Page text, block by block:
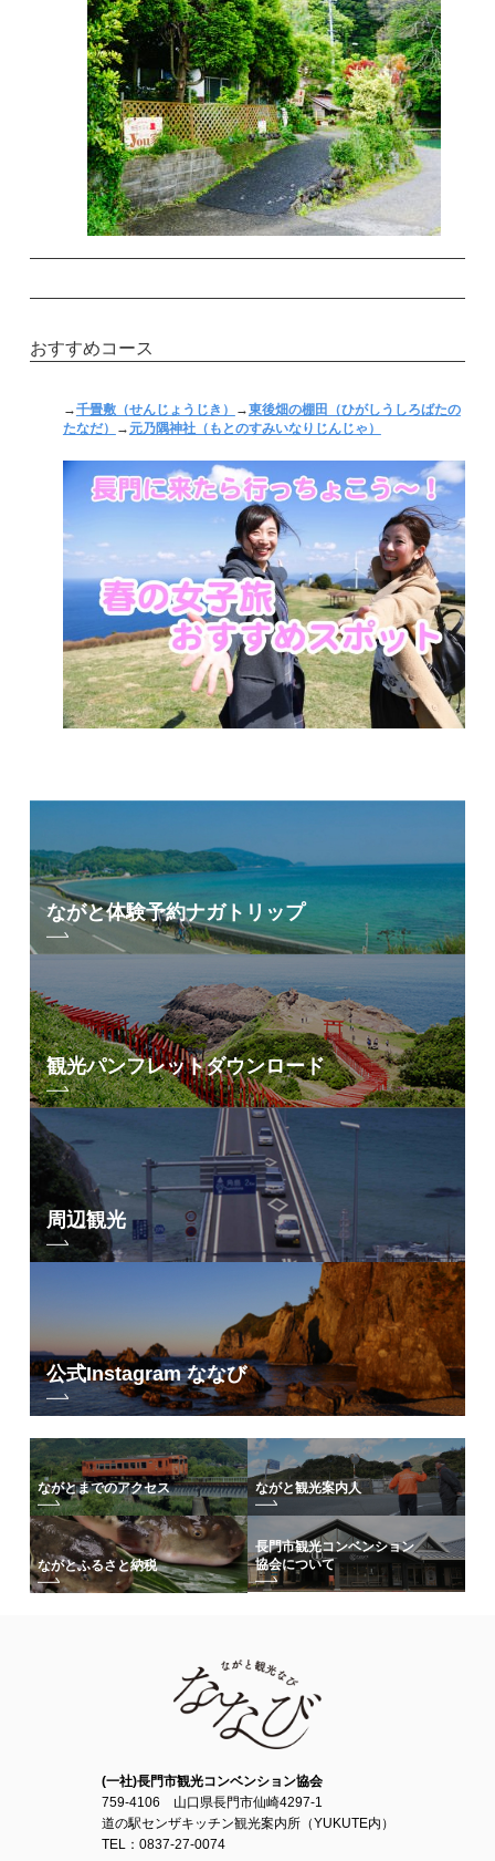
おすすめコース
→千畳敷（せんじょうじき） →東後畑の棚田（ひがしうしろばたの
たなだ）
→元乃隅神社（もとのすみいなりじんじゃ）
ながと体験予約ナガトリップ
観光パンフレットダウンロード
周辺観光
公式Instagram ななび
ながとまでのアクセス ながと観光案内人
ながとふるさと納税
長門市観光コンベンション
協会について
(一社)長門市観光コンベンション協会
759-4106 山口県長門市仙崎4297-1
道の駅センザキッチン観光案内所（YUKUTE内）
TEL：0837-27-0074